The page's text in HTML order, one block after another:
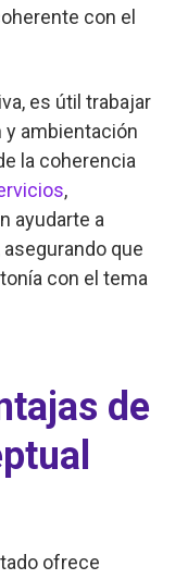
con el
es útil trabajar
ambientación
la coherencia
,
ayudarte a
que
con el tema
de
ofrece